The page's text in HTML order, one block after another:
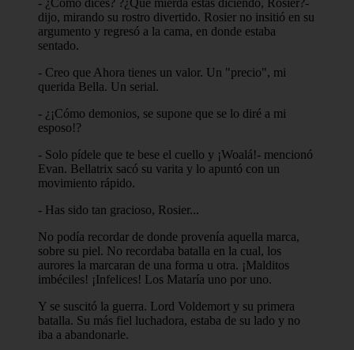
dijo, mirando su rostro divertido. Rosier no insitió en su
argumento y regresó a la cama, en donde estaba
sentado.
- Creo que Ahora tienes un valor. Un "precio", mi
querida Bella. Un serial.
- ¿¡Cómo demonios, se supone que se lo diré a mi
esposo!?
- Solo pídele que te bese el cuello y ¡Woalá!- mencionó
Evan. Bellatrix sacó su varita y lo apuntó con un
movimiento rápido.
- Has sido tan gracioso, Rosier...
No podía recordar de donde provenía aquella marca,
sobre su piel. No recordaba batalla en la cual, los
aurores la marcaran de una forma u otra. ¡Malditos
imbéciles! ¡Infelices! Los Mataría uno por uno.
Y se suscitó la guerra. Lord Voldemort y su primera
batalla. Su más fiel luchadora, estaba de su lado y no
iba a abandonarle.